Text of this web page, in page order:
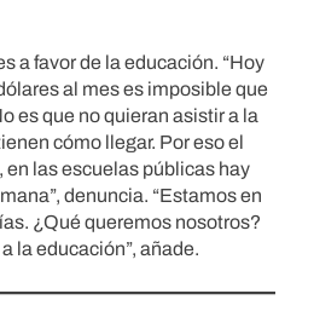
a favor de la educación. “Hoy
al mes es imposible que
es que no quieran asistir a la
cómo llegar. Por eso el
en las escuelas públicas hay
denuncia. “Estamos en
¿Qué queremos nosotros?
la educación”, añade.